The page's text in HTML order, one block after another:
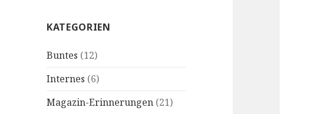
KATEGORIEN
Buntes (12)
Internes (6)
Magazin-Erinnerungen (21)